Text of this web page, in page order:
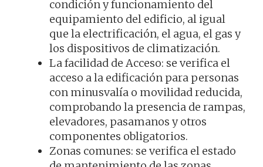
condición y funcionamiento del
equipamiento del edificio, al igual
que la electrificación, el agua, el gas y
los dispositivos de climatización.
La facilidad de Acceso: se verifica el
acceso a la edificación para personas
con minusvalía o movilidad reducida,
comprobando la presencia de rampas,
elevadores, pasamanos y otros
componentes obligatorios.
Zonas comunes: se verifica el estado